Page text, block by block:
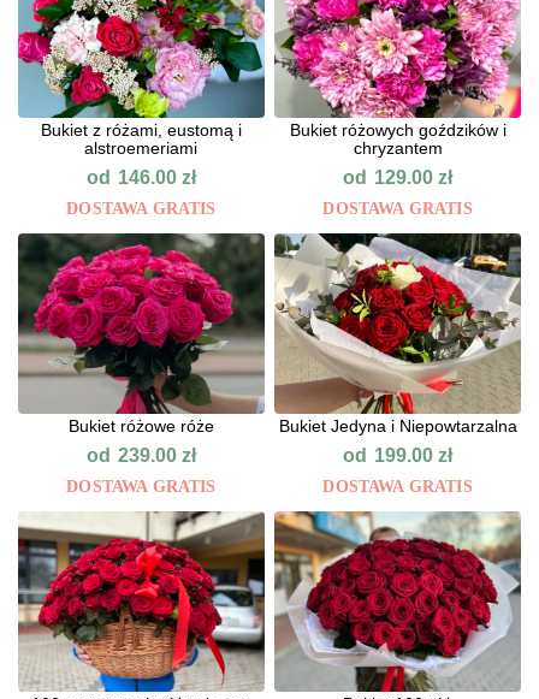
Bukiet z różami, eustomą i
alstroemeriami
od 146.00 zł
DOSTAWA GRATIS
Bukiet różowych goździków i
chryzantem
od 129.00zł
DOSTAWA GRATIS
Bukiet różowe róże
od 239.00 zł
DOSTAWA GRATIS
Bukiet Jedyna i Niepowtarzalna
od 199.00zł
DOSTAWA GRATIS